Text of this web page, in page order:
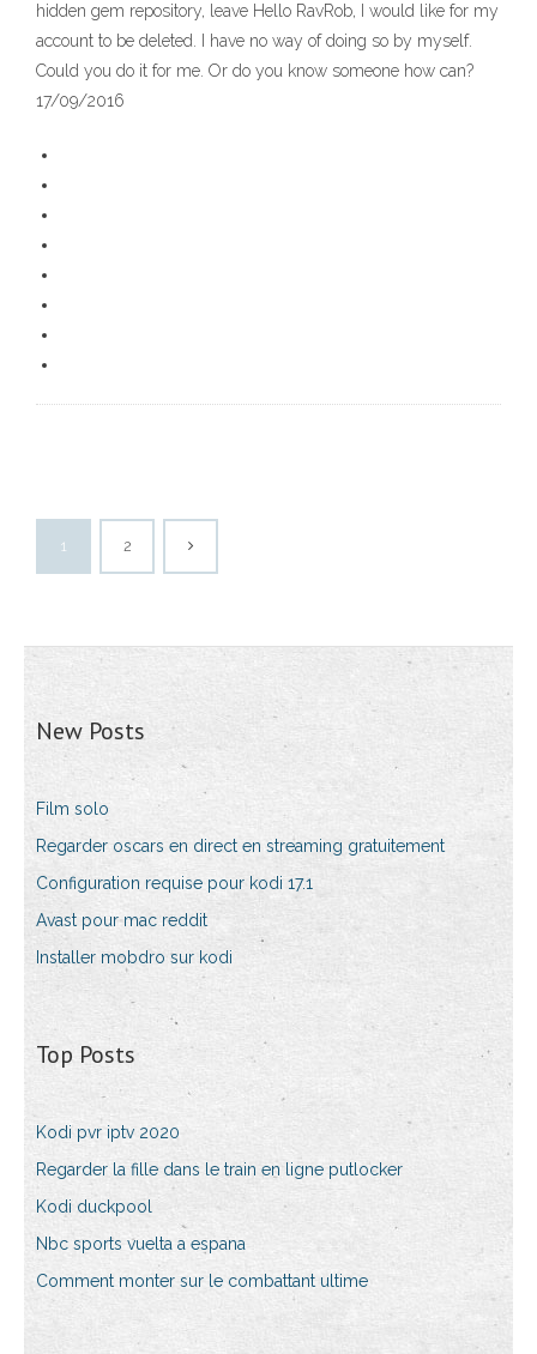
hidden gem repository, leave Hello RavRob, I would like for my
account to be deleted. I have no way of doing so by myself.
Could you do it for me. Or do you know someone how can?
17/09/2016
1 2
New Posts
Film solo
Regarder oscars en direct en streaming gratuitement
Configuration requise pour kodi 17.1
Avast pour mac reddit
Installer mobdro sur kodi
Top Posts
Kodi pvr iptv 2020
Regarder la fille dans le train en ligne putlocker
Kodi duckpool
Nbc sports vuelta a espana
Comment monter sur le combattant ultime